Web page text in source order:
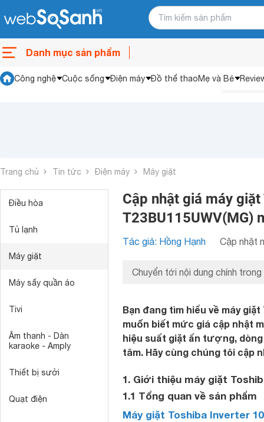
Danh mục sản phẩm
Công nghệ Cuộc sống Điện máy Đồ thể thaoMẹ và Bé
Trang chủ Tin tức Điện máy Máy giặt
Điều hòa
Tủ lạnh
Máy giặt
Máy sấy quần áo
Tivi
Âm thanh - Dàn
karaoke - Amply
Thiết bị sưởi
Quạt điện
Cập nhật giá máy
T23BU115UWV(MG)
Tác giả: Hồng Hạnh Cập nhật
Chuyển tới nội dung chính trong
Bạn đang tìm hiểu về máy giặt
muốn biết mức giá cập nhật
hiệu suất giặt ấn tượng,
tâm. Hãy cùng chúng tôi cập
1. Giới thiệu máy giặt
1.1 Tổng quan về sản phẩm
Máy giặt Toshiba Inverter